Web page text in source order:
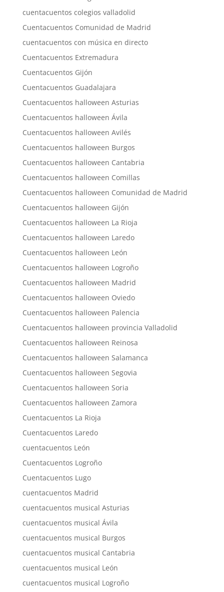
cuentacuentos colegios valladolid
Cuentacuentos Comunidad de Madrid
cuentacuentos con música en directo
Cuentacuentos Extremadura
Cuentacuentos Gijón
Cuentacuentos Guadalajara
Cuentacuentos halloween Asturias
Cuentacuentos halloween Ávila
Cuentacuentos halloween Avilés
Cuentacuentos halloween Burgos
Cuentacuentos halloween Cantabria
Cuentacuentos halloween Comillas
Cuentacuentos halloween Comunidad de Madrid
Cuentacuentos halloween Gijón
Cuentacuentos halloween La Rioja
Cuentacuentos halloween Laredo
Cuentacuentos halloween León
Cuentacuentos halloween Logroño
Cuentacuentos halloween Madrid
Cuentacuentos halloween Oviedo
Cuentacuentos halloween Palencia
Cuentacuentos halloween provincia Valladolid
Cuentacuentos halloween Reinosa
Cuentacuentos halloween Salamanca
Cuentacuentos halloween Segovia
Cuentacuentos halloween Soria
Cuentacuentos halloween Zamora
Cuentacuentos La Rioja
Cuentacuentos Laredo
cuentacuentos León
Cuentacuentos Logroño
Cuentacuentos Lugo
cuentacuentos Madrid
cuentacuentos musical Asturias
cuentacuentos musical Ávila
cuentacuentos musical Burgos
cuentacuentos musical Cantabria
cuentacuentos musical León
cuentacuentos musical Logroño